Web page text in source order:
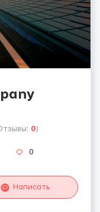
0)
0
Написать